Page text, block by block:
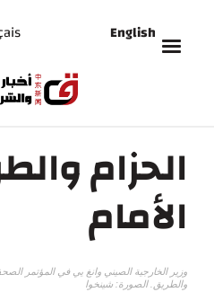
English
الحزام
الأمام
وزير الخارجية الصيني وانغ يي في المؤتمر
والطريق. الصورة: شينخوا